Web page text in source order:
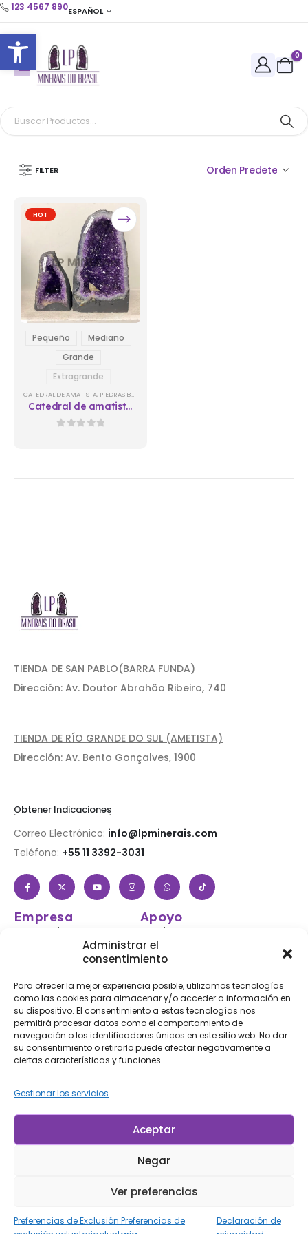
Abrir barra de herramientas
Administrar el
consentimiento
Para ofrecer la mejor experiencia posible, utilizamos tecnologías
como las cookies para almacenar y/o acceder a información en
su dispositivo. El consentimiento a estas tecnologías nos
permitirá procesar datos como el comportamiento de
navegación o los identificadores únicos en este sitio web. No dar
su consentimiento o retirarlo puede afectar negativamente a
ciertas características y funciones.
Gestionar los servicios
Aceptar
Negar
Ver preferencias
Preferencias de Exclusión Preferencias de
Declaración de
123 4567 890ESPAÑOL
0
FILTER
HOT
Pequeño
Mediano
Grande
Extragrande
CATEDRAL DE AMATISTA, PIEDRAS BRUTO
Catedral de amatista
En Natura 03
TIENDA DE SAN PABLO(BARRA FUNDA)
Dirección: Av. Doutor Abrahão Ribeiro, 740
TIENDA DE RÍO GRANDE DO SUL (AMETISTA)
Dirección: Av. Bento Gonçalves, 1900
Obtener Indicaciones
Correo Electrónico: info@lpminerais.com
Teléfono: +55 11 3392-3031
Empresa
Acerca de Nosotros
Blog
Apoyo
Ayuda y Preguntas
Frecuentes
Iniciar sesión /
Siga Su Pedido
Envíos y Devoluciones
Accesibilidad
Suscríbase a Nuestro Boletín
Política de Privacidad.
Diseñado por Doris.Net.Br